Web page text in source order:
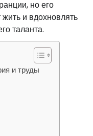
но его
и вдохновлять
таланта.
и труды